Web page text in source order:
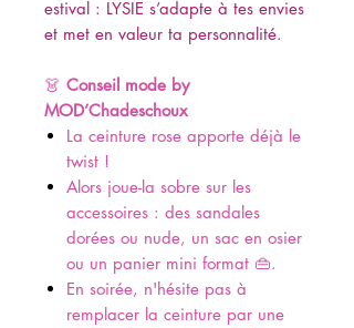
estival : LYSIE s’adapte à tes envies
et met en valeur ta personnalité.
👗 Conseil mode by
MOD’Chadeschoux
La ceinture rose apporte déjà le
twist !
Alors joue-la sobre sur les
accessoires : des sandales
dorées ou nude, un sac en osier
ou un panier mini format 👜.
En soirée, n'hésite pas à
remplacer la ceinture par une